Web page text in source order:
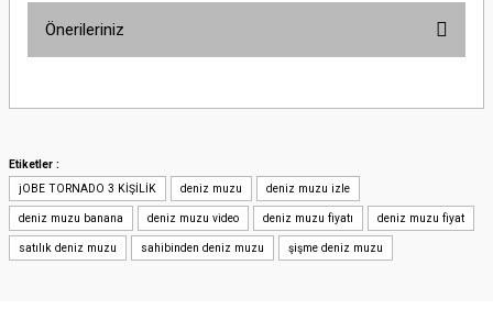
Önerileriniz
yetersiz gördüğünüz noktaları öneri formunu kullanarak tarafımıza
Ürün resmi kalitesiz, bozuk veya görüntülenemiyor.
Ürün açıklamasında eksik bilgiler bulunuyor.
Ürün bilgilerinde hatalar bulunuyor.
Etiketler :
jOBE TORNADO 3 KİŞİLİK
deniz muzu deniz muzu izle
deniz muzu banana deniz muzu video deniz muzu fiyatı deniz muzu fiyat
satılık deniz muzu sahibinden deniz muzu şişme deniz muzu